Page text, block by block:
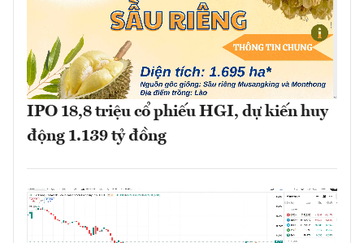
IPO 18,8 triệu cổ phiếu HGI, dự kiến huy
động 1.139 tỷ đồng